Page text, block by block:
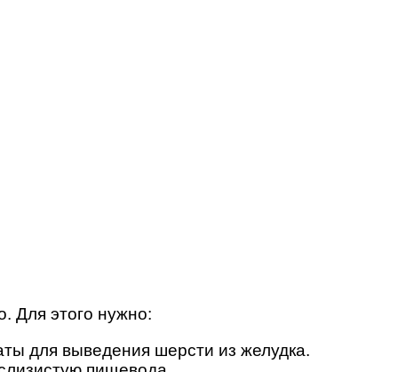
Для этого нужно:
для выведения шерсти из желудка.